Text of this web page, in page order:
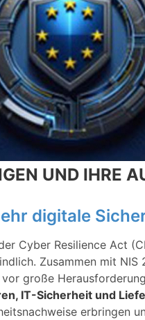
UND IHRE
digitale
Cyber Resilience Act
Zusammen mit NIS
große
IT-Sicherheit und
erbringen